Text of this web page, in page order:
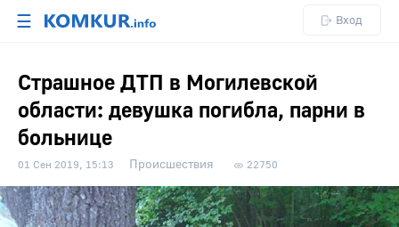
☰ Вход
Страшное ДТП в Могилевской
области: девушка погибла, парни в
больнице
01 Сен 2019, 15:13 Происшествия 22750